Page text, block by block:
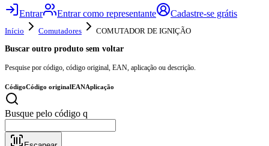
Entrar Entrar como representante Cadastre-se grátis
Início Comutadores
COMUTADOR DE IGNIÇÃO
Buscar outro produto sem voltar
Pesquise por código, código original, EAN, aplicação ou descrição.
CódigoCódigo originalEANAplicação
Escanear